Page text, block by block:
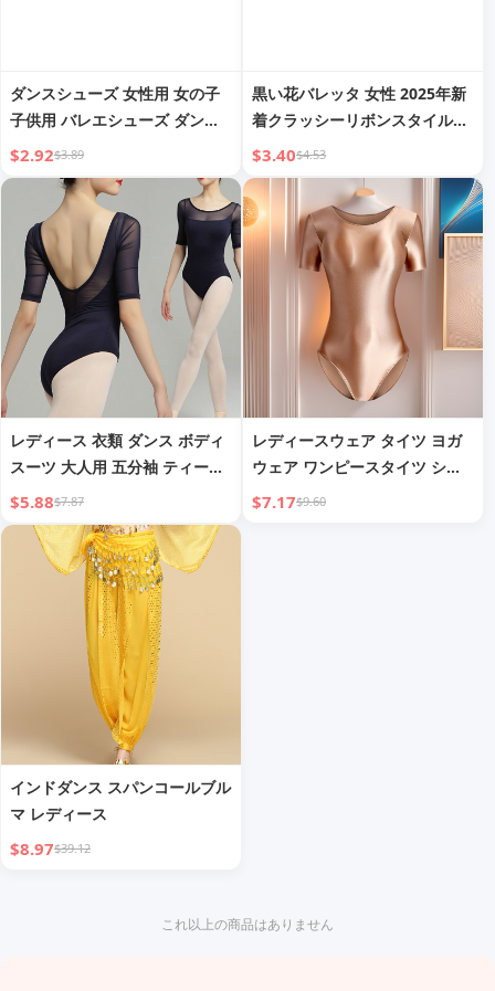
ダンスシューズ 女性用 女の子
子供用 バレエシューズ ダンス
練習 大人用 ダンスシューズ ソ
フトソール ボディパフォーマン
ス 滑り止め
$2.92$3.89
黒い花バレッタ 女性 2025年新
着クラッシーリボンスタイルの
古代中国風グリップコスチュー
ムクラシックダンス漢王朝タッ
セルヘアアクセサリー
$3.40$4.53
レディース 衣類 ダンス ボディ
スーツ 大人用 五分袖 ティーチ
ャー ダンスウェア 体操 バッチ
ワンピース
$5.88$7.87
レディースウェア タイツ ヨガ
ウェア ワンピースタイツ シル
キーグロッシー ダンスウェア
$7.17$9.60
インドダンス スパンコールブル
マ レディース
$8.97$39.12
これ以上の商品はありません